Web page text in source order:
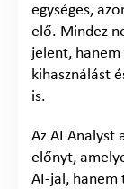
egységes,
elő. Mindez
jelent,
kihasználást
is.
Az AI Analyst
előnyt,
AI-jal, hanem